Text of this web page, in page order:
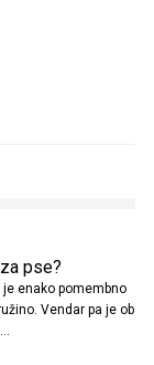
pse?
je enako pomembno
Vendar pa je ob